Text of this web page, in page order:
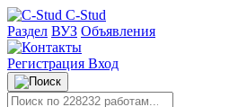
C-Stud
Раздел ВУЗ Объявления
Регистрация Вход